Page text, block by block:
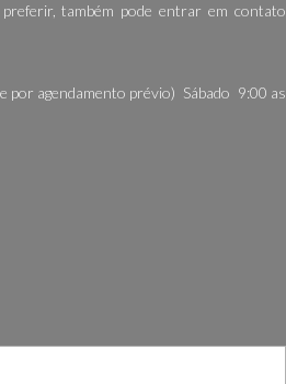
também pode entrar em contato
por agendamento prévio) Sábado 9:00 as